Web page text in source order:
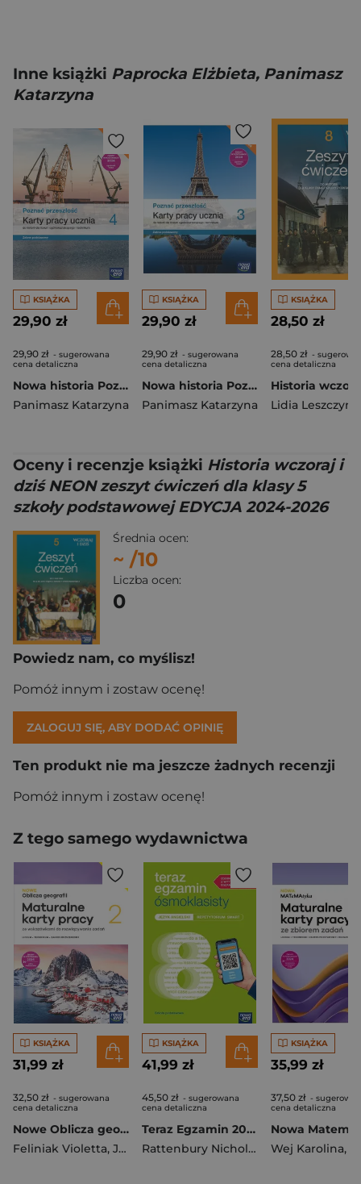
Inne książki Paprocka Elżbieta, Panimasz
Katarzyna
KSIĄŻKA
29,90 zł
29,90 zł - sugerowana
cena detaliczna
Nowa historia Poznać przeszłość karty pracy 4 liceum technikum zakres podstawowy EDYCJA 2025
Panimasz Katarzyna
KSIĄŻKA
29,90 zł
29,90 zł - sugerowana
cena detaliczna
Nowa historia Poznać przeszłość karty pracy 3 liceum technikum zakres podstawowy EDYCJA 2024
Panimasz Katarzyna
KSIĄŻKA
28,50 zł
28,50 zł -
cena detaliczna
Lidia
Oceny i recenzje książki Historia wczoraj i
dziś NEON zeszyt ćwiczeń dla klasy 5
szkoły podstawowej EDYCJA 2024-2026
Średnia ocen:
~ /10
Liczba ocen:
0
Powiedz nam, co myślisz!
Pomóż innym i zostaw ocenę!
ZALOGUJ SIĘ, ABY DODAĆ OPINIĘ
Ten produkt nie ma jeszcze żadnych recenzji
Pomóż innym i zostaw ocenę!
Z tego samego wydawnictwa
KSIĄŻKA
31,99 zł
32,50 zł - sugerowana
cena detaliczna
Nowe Oblicza geografii 2. Maturalne karty pracy ucznia Zakres rozszerzony Liceum i technikum
Feliniak Violetta, Jaworska Ewa ,Marczewska Bogusława,
KSIĄŻKA
41,99 zł
45,50 zł - sugerowana
cena detaliczna
Teraz Egzamin 2026-2027 język angielski repetytorium ósmoklasisty EXAM PREPARATION klasy 4-8 SMART
Rattenbury Nicholas
Niklewska
KSIĄŻKA
35,99 zł
37,50 zł -
cena detaliczna
Wej Karolina,